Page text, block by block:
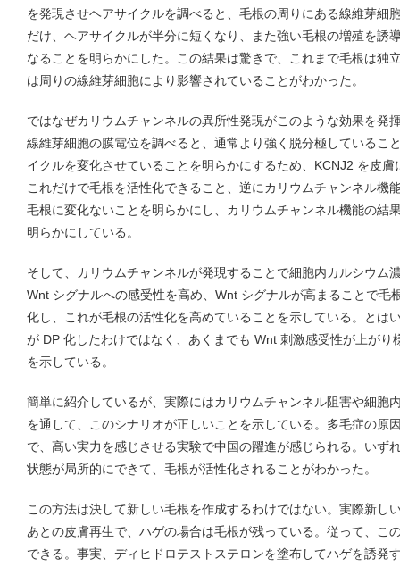
を発現させヘアサイクルを調べると、毛根の周りにある線維芽細
だけ、ヘアサイクルが半分に短くなり、また強い毛根の増殖を誘
なることを明らかにした。この結果は驚きで、これまで毛根は独
は周りの線維芽細胞により影響されていることがわかった。
ではなぜカリウムチャンネルの異所性発現がこのような効果を発
線維芽細胞の膜電位を調べると、通常より強く脱分極しているこ
イクルを変化させていることを明らかにするため、KCNJ2 を皮
これだけで毛根を活性化できること、逆にカリウムチャンネル機
毛根に変化ないことを明らかにし、カリウムチャンネル機能の結
明らかにしている。
そして、カリウムチャンネルが発現することで細胞内カルシウム
Wnt シグナルへの感受性を高め、Wnt シグナルが高まることで毛
化し、これが毛根の活性化を高めていることを示している。とは
が DP 化したわけではなく、あくまでも Wnt 刺激感受性が上がり
を示している。
簡単に紹介しているが、実際にはカリウムチャンネル阻害や細胞
を通して、このシナリオが正しいことを示している。多毛症の原
で、高い実力を感じさせる実験で中国の躍進が感じられる。いず
状態が局所的にできて、毛根が活性化されることがわかった。
この方法は決して新しい毛根を作成するわけではない。実際新し
あとの皮膚再生で、ハゲの場合は毛根が残っている。従って、こ
できる。事実、ディヒドロテストステロンを塗布してハゲを誘発